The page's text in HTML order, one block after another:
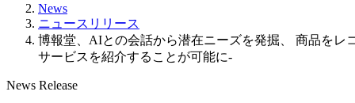
News
ニュースリリース
博報堂、AIとの会話から潜在ニーズを発掘、 商品をレ
サービスを紹介することが可能に-
News Release